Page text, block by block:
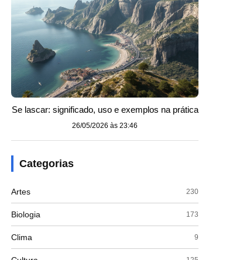
Se lascar: significado, uso e exemplos na prática
26/05/2026 às 23:46
Categorias
Artes 230
Biologia 173
Clima 9